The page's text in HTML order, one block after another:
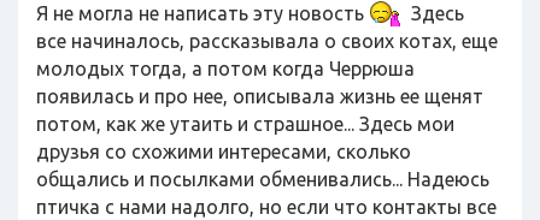
Я не могла не написать эту новость
Здесь
все начиналось, рассказывала о своих котах, еще
молодых тогда, а потом когда Черрюша
появилась и про нее, описывала жизнь ее щенят
потом, как же утаить и страшное... Здесь мои
друзья со схожими интересами, сколько
общались и посылками обменивались... Надеюсь
птичка с нами надолго, но если что контакты все